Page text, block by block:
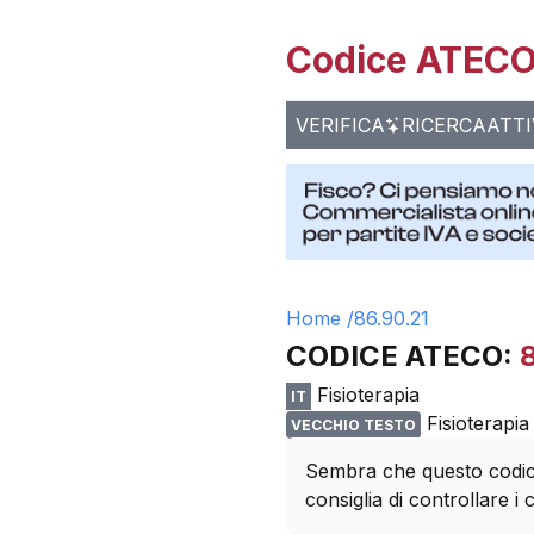
Codice
VERIFICA RICERCA
Home /86.90.21
CODICE ATECO:
IT Fisioterapia
VECCHIO TESTO
Fisioterapia
Sembra che questo
consiglia di controllare i